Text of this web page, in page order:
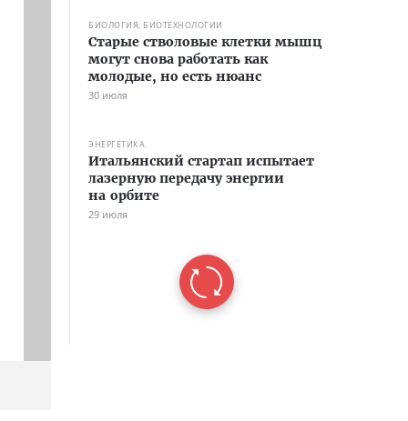
БИОЛОГИЯ, БИОТЕХНОЛОГИИ
Старые стволовые клетки мышц
могут снова работать как
молодые, но есть нюанс
30 июля
ЭНЕРГЕТИКА
Итальянский стартап испытает
лазерную передачу энергии
на орбите
29 июля